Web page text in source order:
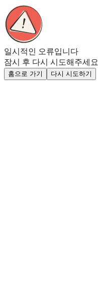
일시적인 오류입니다
잠시 후 다시 시도해주세요
홈으로 가기 다시 시도하기